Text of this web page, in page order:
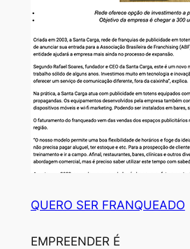
QUERO SER FRANQUEADO
EMPREENDER É